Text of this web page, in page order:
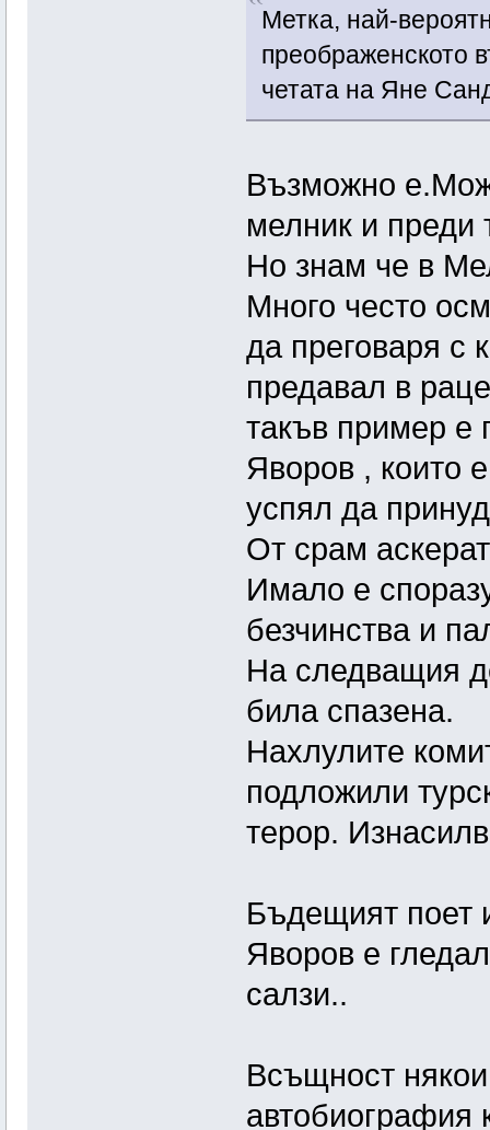
Метка, най-
преображенското
четата на Яне
Възможно
мелник и преди
Но знам че в
Много често
да преговаря с
предавал в
такъв пример е
Яворов , които
успял да
От срам
Имало е
безчинства и
На следващия
била спазена.
Нахлулите
подложили
терор.
Бъдещият поет
Яворов е
салзи..
Всъщност
автобиография